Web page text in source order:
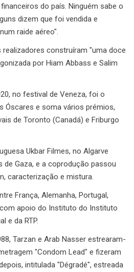
do país. Ninguém sabe o
dizem que foi vendida e
raide aéreo".
construíram "uma doce
por Hiam Abbass e Salim
no festival de Veneza, foi o
Óscares e soma vários prémios,
de Toronto (Canadá) e Friburgo
Ukbar Filmes, no Algarve
Gaza, e a coprodução passou
caracterização e mistura.
França, Alemanha, Portugal,
apoio do Instituto do Instituto
e da RTP.
Tarzan e Arab Nasser estrearam-
"Condom Lead" e fizeram
intitulada "Dégradé", estreada